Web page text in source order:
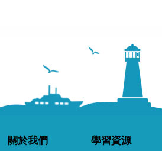
關於我們 學習資源